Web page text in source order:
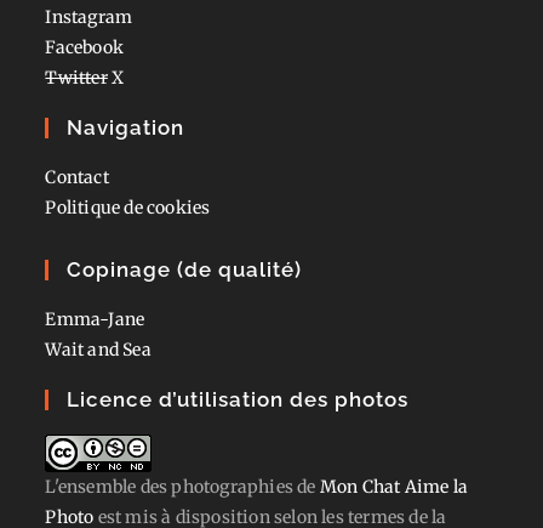
Instagram
Facebook
TwitterX
Navigation
Contact
Politique de cookies
Copinage (de qualité)
Emma-Jane
Wait and Sea
Licence d’utilisation des photos
L'ensemble des photographiesde Mon Chat Aime la
Photo est mis à disposition selon les termes de la